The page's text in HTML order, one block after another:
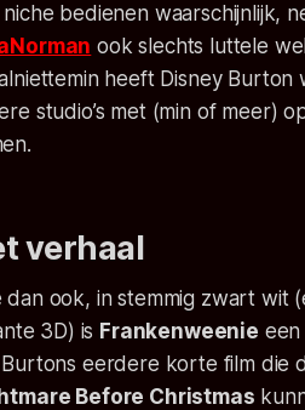
bedienen waarschijnlijk,
ook slechts luttele
heeft Disney
studio’s met (min of meer)
verhaal
dan ook, in stemmig zwart wit
3D) is Frankenweenie
eerdere korte film die
Before Christmas